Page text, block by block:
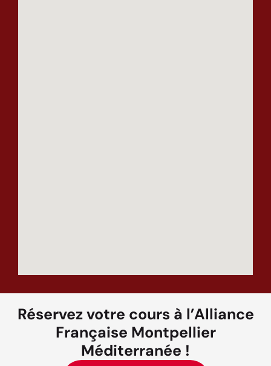
Réservez votre cours à l’Alliance
Française Montpellier
Méditerranée !